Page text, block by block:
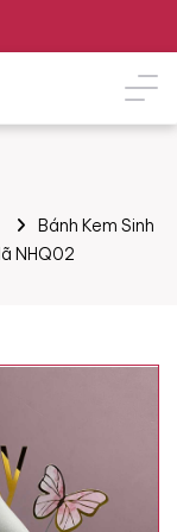
Bánh Kem Sinh
NHQ02